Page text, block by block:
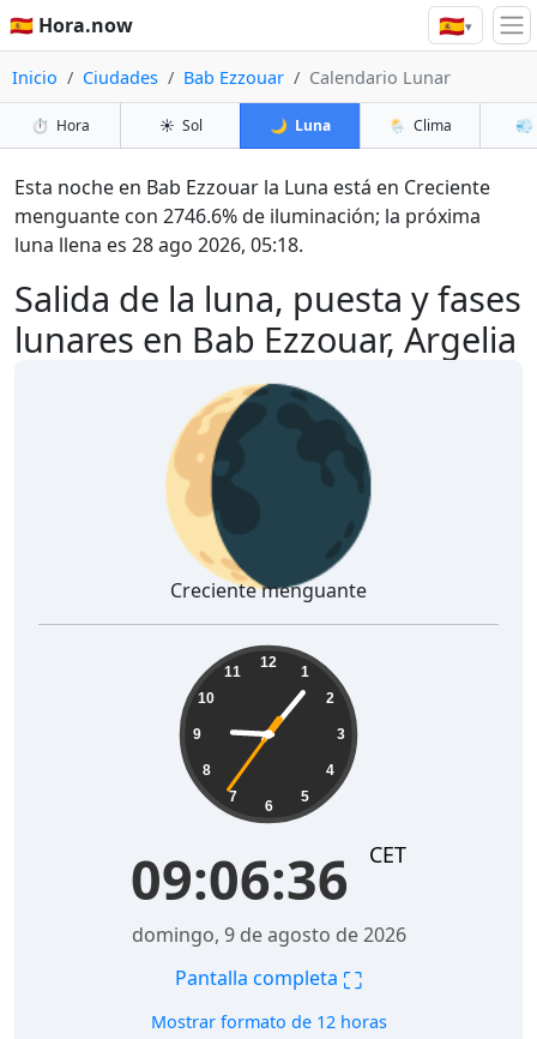
🇪🇸 Hora.now 🇪🇸▾
Inicio Ciudades Bab Ezzouar Calendario Lunar
⏱️ Hora ☀️ Sol 🌙 Luna 🌦️ Clima 💨
Salida de la luna, puesta y fases
lunares en Bab Ezzouar, Argelia
Esta noche en Bab Ezzouar la Luna está en Creciente
menguante con 2746.6% de iluminación; la próxima
luna llena es 28 ago 2026, 05:18.
🌘
Creciente menguante
12
1
2
3
4
5
6
7
8
9
10
11
09:06:37 CET
domingo, 9 de agosto de 2026
Pantalla completa ⛶
Mostrar formato de 12 horas